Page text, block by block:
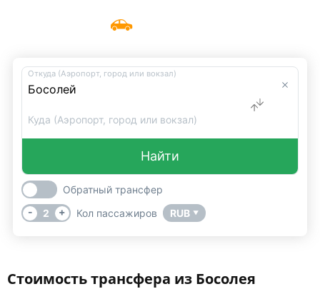
Такси Босолей
Откуда (Аэропорт, город или вокзал)
Куда (Аэропорт, город или вокзал)
Найти
Обратный трансфер
-
2 + Кол пассажиров RUB ▼
Стоимость трансфера из Босолея